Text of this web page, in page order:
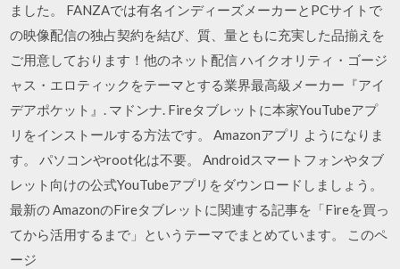
ました。 FANZAでは有名インディーズメーカーとPCサイトで
の映像配信の独占契約を結び、質、量ともに充実した品揃えを
ご用意しております！他のネット配信 ハイクオリティ・ゴージ
ャス・エロティックをテーマとする業界最高級メーカー『アイ
デアポケット』. マドンナ. Fireタブレットに本家YouTubeアプ
リをインストールする方法です。 Amazonアプリ ようになりま
す。 パソコンやroot化は不要。 Androidスマートフォンやタブ
レット向けの公式YouTubeアプリをダウンロードしましょう。
最新の AmazonのFireタブレットに関連する記事を「Fireを買っ
てから活用するまで」というテーマでまとめています。 このペ
ージ